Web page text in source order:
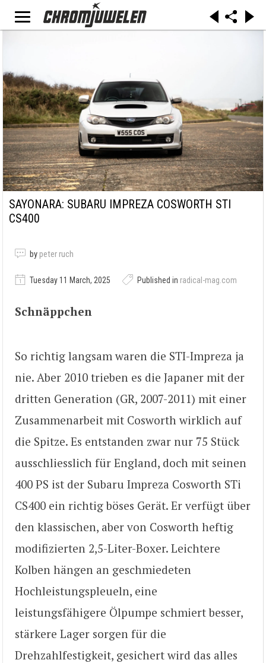
SAYONARA: SUBARU IMPREZA COSWORTH STI
CS400
by peter ruch
Tuesday 11 March, 2025 Published in radical-mag.com
Schnäppchen
So richtig langsam waren die STI-Impreza ja
nie. Aber 2010 trieben es die Japaner mit der
dritten Generation (GR, 2007-2011) mit einer
Zusammenarbeit mit Cosworth wirklich auf
die Spitze. Es entstanden zwar nur 75 Stück
ausschliesslich für England, doch mit seinen
400 PS ist der Subaru Impreza Cosworth STi
CS400 ein richtig böses Gerät. Er verfügt über
den klassischen, aber von Cosworth heftig
modifizierten 2,5-Liter-Boxer. Leichtere
Kolben hängen an geschmiedeten
Hochleistungspleueln, eine
leistungsfähigere Ölpumpe schmiert besser,
stärkere Lager sorgen für die
Drehzahlfestigkeit, gesichert wird das alles